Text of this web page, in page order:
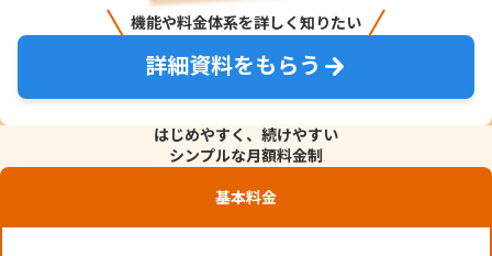
機能や料金体系を詳しく知りたい
詳細資料をもらう
はじめやすく、続けやすい
シンプルな月額料金制
基本料金